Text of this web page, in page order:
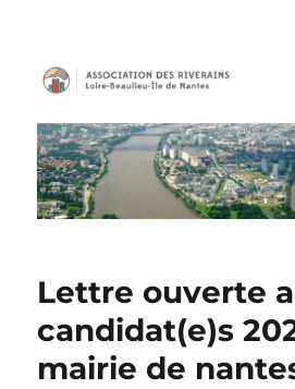
Association des
Lettre ouverte
candidat(e)s
mairie de